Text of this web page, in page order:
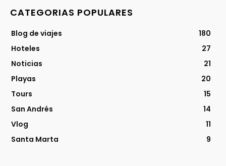
CATEGORIAS POPULARES
Blog de viajes
180
Hoteles
27
Noticias
21
Playas
20
Tours
15
San Andrés
14
Vlog
11
Santa Marta
9